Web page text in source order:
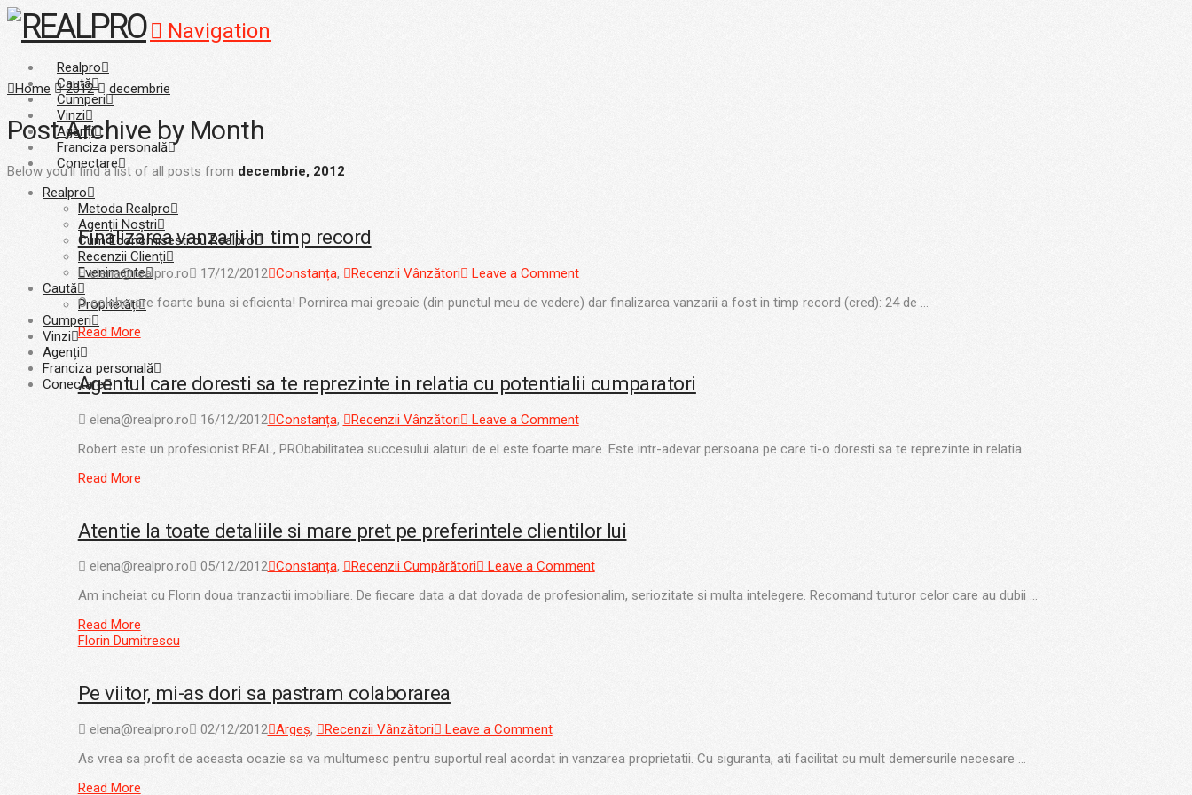
Navigation
Realpro
Caută
Cumperi
Vinzi
Agenți
Franciza personală
Conectare
Realpro
Metoda Realpro
Agenții Noștri
Cum Economisești cu Realpro
Recenzii Clienți
Evenimente
Caută
Proprietăți
Cumperi
Vinzi
Agenți
Franciza personală
Conectare
Home 2012 decembrie
Post Archive by Month
Below you'll find a list of all posts from decembrie, 2012
Finalizarea vanzarii in timp record
elena@realpro.ro 17/12/2012 Constanța, Recenzii Vânzători
Leave a Comment
O colaborare foarte buna si eficienta! Pornirea mai greoaie (din punctul meu de vedere) dar finalizarea vanzarii a fost in timp record (cred): 24 de …
Read More
Agentul care doresti sa te reprezinte in relatia cu potentialii cumparatori
elena@realpro.ro 16/12/2012 Constanța, Recenzii Vânzători
Leave a Comment
Robert este un profesionist REAL, PRObabilitatea succesului alaturi de el este foarte mare. Este intr-adevar persoana pe care ti-o doresti sa te reprezinte in relatia …
Read More
Atentie la toate detaliile si mare pret pe preferintele clientilor lui
elena@realpro.ro 05/12/2012 Constanța, Recenzii Cumpărători
Leave a Comment
Am incheiat cu Florin doua tranzactii imobiliare. De fiecare data a dat dovada de profesionalim, seriozitate si multa intelegere. Recomand tuturor celor care au dubii …
Read More
Florin Dumitrescu
Pe viitor, mi-as dori sa pastram colaborarea
elena@realpro.ro 02/12/2012 Argeș, Recenzii Vânzători
Leave a Comment
As vrea sa profit de aceasta ocazie sa va multumesc pentru suportul real acordat in vanzarea proprietatii. Cu siguranta, ati facilitat cu mult demersurile necesare …
Read More